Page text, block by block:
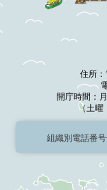
住所
開庁時間：
（土曜
組織別電話番